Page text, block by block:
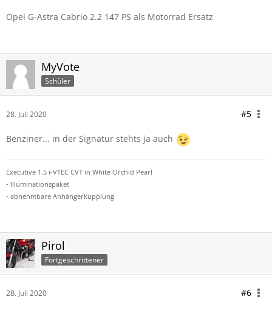
Opel G-Astra Cabrio 2.2 147 PS als Motorrad Ersatz
MyVote
Schüler
28. Juli 2020 #5
Benziner... in der Signatur stehts ja auch
Executive 1.5 i-VTEC CVT in White Orchid Pearl
- Illuminationspaket
- abnehmbare Anhängerkupplung
Pirol
Fortgeschrittener
28. Juli 2020 #6